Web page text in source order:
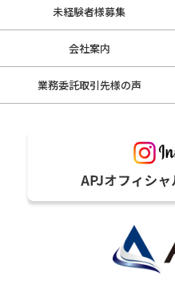
未経験者様募集
会社案内
業務委託取引先様の声